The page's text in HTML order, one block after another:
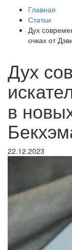
Главная
Статьи
Дух
очках от
Дух
в
22.12.2023